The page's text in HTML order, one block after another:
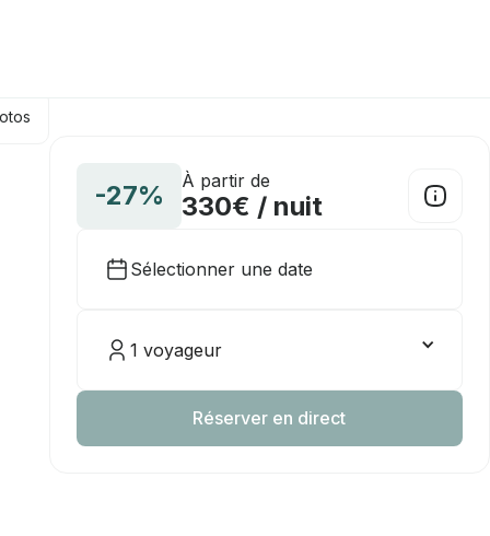
-27% À partir de
330€ / nuit
Sélectionner une date
1 voyageur
Réserver en direct